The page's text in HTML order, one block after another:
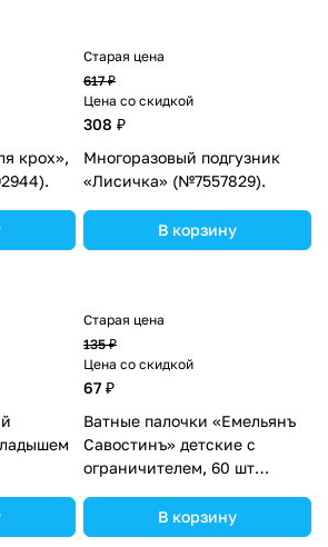
крох»,
Старая цена
617 ₽
Цена со скидкой
308 ₽
Многоразовый подгузник
«Лисичка» (№7557829).
В корзину
Старая цена
135 ₽
Цена со скидкой
67 ₽
Ватные палочки «Емельянъ
Савостинъ» детские с
ограничителем, 60 шт
В корзину